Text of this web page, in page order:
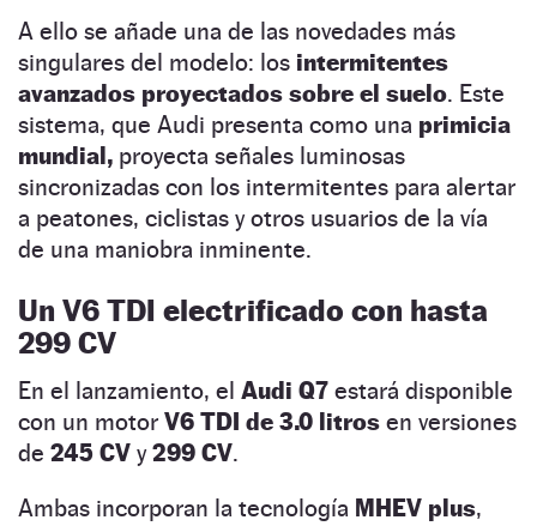
A ello se añade una de las novedades más
singulares del modelo: los intermitentes
avanzados proyectados sobre el suelo. Este
sistema, que Audi presenta como una primicia
mundial, proyecta señales luminosas
sincronizadas con los intermitentes para alertar
a peatones, ciclistas y otros usuarios de la vía
de una maniobra inminente.
Un V6 TDI electrificado con hasta
299 CV
En el lanzamiento, el Audi Q7 estará disponible
con un motor V6 TDI de 3.0 litros en versiones
de 245 CV y299 CV.
Ambas incorporan la tecnología MHEV plus,